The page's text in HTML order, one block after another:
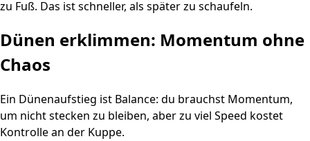
zu Fuß. Das ist schneller, als später zu schaufeln.
Dünen erklimmen: Momentum ohne
Chaos
Ein Dünenaufstieg ist Balance: du brauchst Momentum,
um nicht stecken zu bleiben, aber zu viel Speed kostet
Kontrolle an der Kuppe.